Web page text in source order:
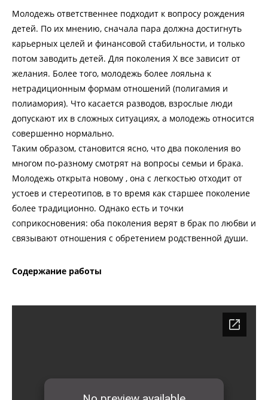
Молодежь ответственнее подходит к вопросу рождения
детей. По их мнению, сначала пара должна достигнуть
карьерных целей и финансовой стабильности, и только
потом заводить детей. Для поколения Х все зависит от
желания. Более того, молодежь более лояльна к
нетрадиционным формам отношений (полигамия и
полиамория). Что касается разводов, взрослые люди
допускают их в сложных ситуациях, а молодежь относится
совершенно нормально.
Таким образом, становится ясно, что два поколения во
многом по-разному смотрят на вопросы семьи и брака.
Молодежь открыта новому , она с легкостью отходит от
устоев и стереотипов, в то время как старшее поколение
более традиционно. Однако есть и точки
соприкосновения: оба поколения верят в брак по любви и
связывают отношения с обретением родственной души.
Содержание работы